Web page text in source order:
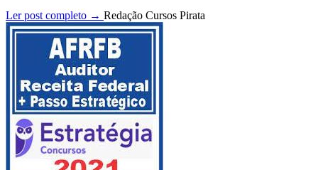
Ler post completo → Redação Cursos Pirata